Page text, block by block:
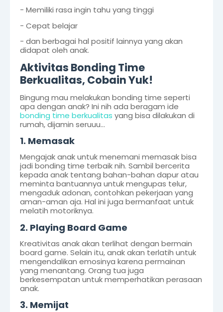
- Memiliki rasa ingin tahu yang tinggi
- Cepat belajar
- dan berbagai hal positif lainnya yang akan
didapat oleh anak.
Aktivitas Bonding Time
Berkualitas, Cobain Yuk!
Bingung mau melakukan bonding time seperti
apa dengan anak? Ini nih ada beragam ide
bonding time berkualitas yang bisa dilakukan di
rumah, dijamin seruuu...
1. Memasak
Mengajak anak untuk menemani memasak bisa
jadi bonding time terbaik nih. Sambil bercerita
kepada anak tentang bahan-bahan dapur atau
meminta bantuannya untuk mengupas telur,
mengaduk adonan, contohkan pekerjaan yang
aman-aman aja. Hal ini juga bermanfaat untuk
melatih motoriknya.
2. Playing Board Game
Kreativitas anak akan terlihat dengan bermain
board game. Selain itu, anak akan terlatih untuk
mengendalikan emosinya karena permainan
yang menantang. Orang tua juga
berkesempatan untuk memperhatikan perasaan
anak.
3. Memijat